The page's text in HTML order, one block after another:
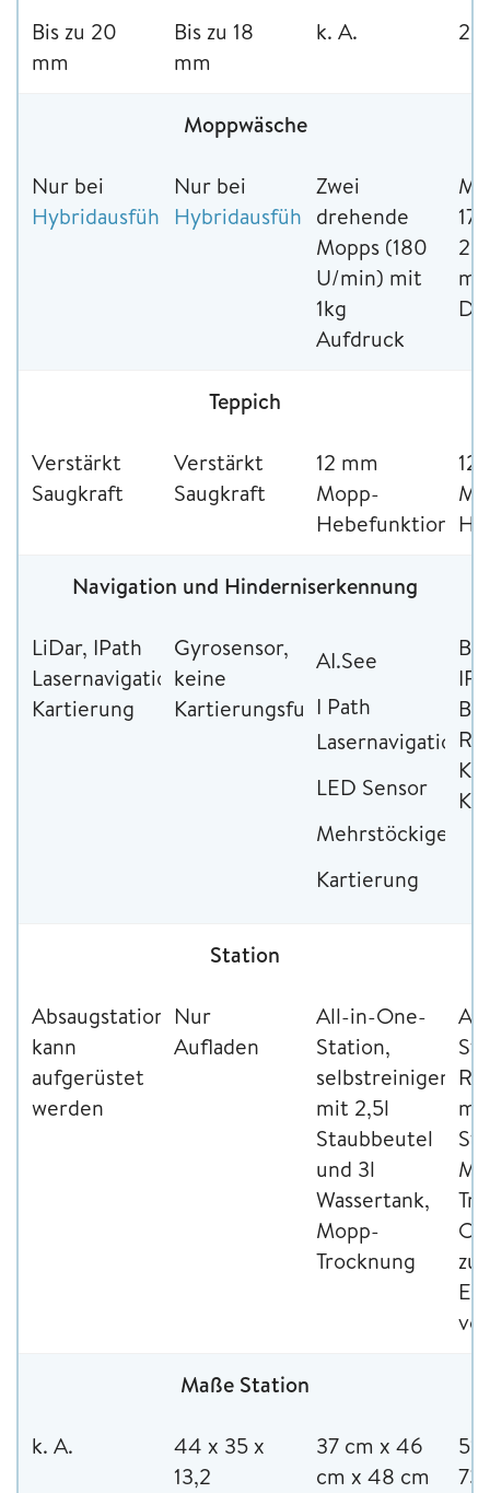
Bis zu 20
mm
Bis zu 18
mm
k. A. 20
Moppwäsche
Nur bei
Hybridausführung*
Nur bei
Hybridausführung*
Zwei
drehende
Mopps (180
U/min) mit
1kg
Aufdruck
28
Teppich
Verstärkt
Saugkraft
Verstärkt
Saugkraft
12 mm
Mopp-
Hebefunktion
12
Navigation und Hinderniserkennung
LiDar, IPath
Lasernavigation,
Kartierung
Gyrosensor,
keine
Kartierungsfunktion
AI.See
I Path
Lasernavigation
LED Sensor
Mehrstöckige
Kartierung
IR-
Station
Absaugstation
kann
aufgerüstet
werden
Nur
Aufladen
All-in-One-
Station,
selbstreinigend,
mit 2,5l
Staubbeutel
und 3l
Wassertank,
Mopp-
Trocknung
zur
Maße Station
k. A.
44 x 35 x
13,2
37 cm x 46
cm x 48 cm